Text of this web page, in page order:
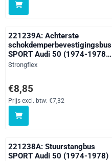
221239A: Achterste
schokdemperbevestigingsbus
SPORT Audi 50 (1974-1978)
/ VW Polo I/II / Derby
Merk:
Strongflex
Prijs: 8,85, exclusief btw: 7,32
€8,85
Prijs excl. btw: €7,32
221238A: Stuurstangbus
SPORT Audi 50 (1974-1978)